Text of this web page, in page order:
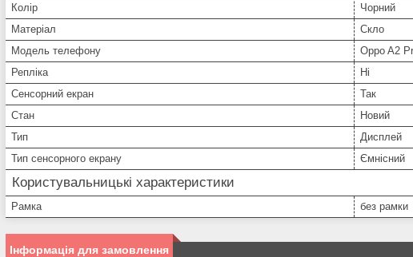
Колір
Чорний
Матеріал
Скло
Модель телефону
Oppo A2
Репліка
Ні
Сенсорний екран
Так
Стан
Новий
Тип
Дисплей
Тип сенсорного екрану
Ємнісний
Користувальницькі характеристики
Рамка без рамки
Інформація для замовлення